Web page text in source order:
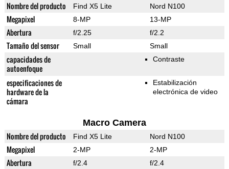
Nombre del producto Find X5 Lite Nord N100
Megapixel 8-MP 13-MP
Abertura f/2.25 f/2.2
Tamaño del sensor Small Small
capacidades de
autoenfoque
Contraste
especificaciones de
hardware de la
cámara
Estabilización
electrónica de video
Macro Camera
Nombre del producto Find X5 Lite Nord N100
Megapixel 2-MP 2-MP
Abertura f/2.4 f/2.4